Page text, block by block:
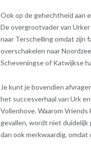
Ook op de gehechtheid aan
De overgrootvader van
naar Terschelling omdat zijn
overschakelen naar
Scheveningse of Katwijkse
Je kunt je bovendien
het succesverhaal van Urk
Vollenhove. Waarom
gevallen, wordt niet duidelijk
dan ook merkwaardig,